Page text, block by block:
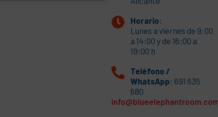
Horario:
Lunes a viernes de 9:00
a 14:00 y de 16:00 a
19:00 h
Teléfono /
WhatsApp: 691 635
680